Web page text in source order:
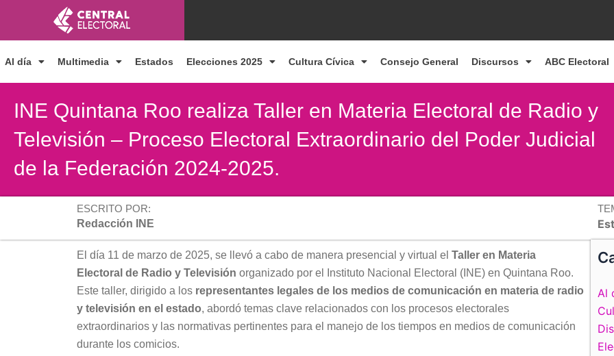
contenido
Al día Multimedia Estados Elecciones 2025 Cultura Cívica Consejo General Discursos ABC Electoral
INE Quintana Roo realiza Taller en Materia Electoral de Radio y
Televisión – Proceso Electoral Extraordinario del Poder Judicial
de la Federación 2024-2025.
ESCRITO POR:
Redacción INE
El día 11 de marzo de 2025, se llevó a cabo de manera presencial y virtual el Taller en Materia
Electoral de Radio y Televisión organizado por el Instituto Nacional Electoral (INE) en Quintana Roo.
Este taller, dirigido a los representantes legales de los medios de comunicación en materia de radio
y televisión en el estado, abordó temas clave relacionados con los procesos electorales
extraordinarios y las normativas pertinentes para el manejo de los tiempos en medios de comunicación
durante los comicios.
Al